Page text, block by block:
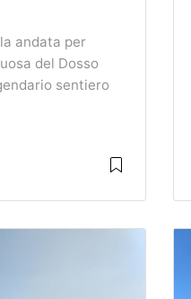
andata per
del Dosso
sentiero